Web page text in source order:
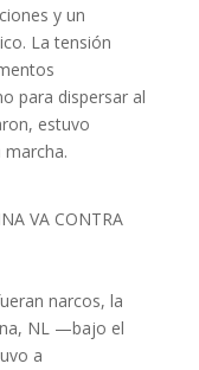
y un
La tensión
para dispersar al
estuvo
VA CONTRA
narcos, la
NL —bajo el
a